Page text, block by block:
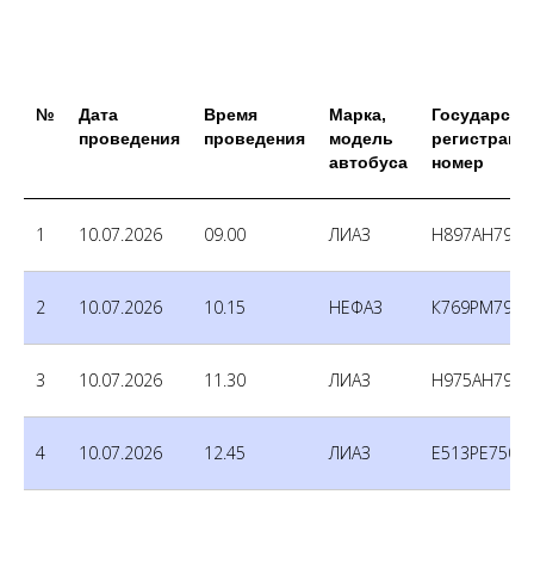
№
Дата
проведения
Время
проведения
Марка,
модель
автобуса
номер
1 10.07.2026 09.00 ЛИАЗ Н897АН790
2 10.07.2026 10.15 НЕФАЗ К769РМ790
3 10.07.2026 11.30 ЛИАЗ Н975АН790
4 10.07.2026 12.45 ЛИАЗ Е513РЕ750